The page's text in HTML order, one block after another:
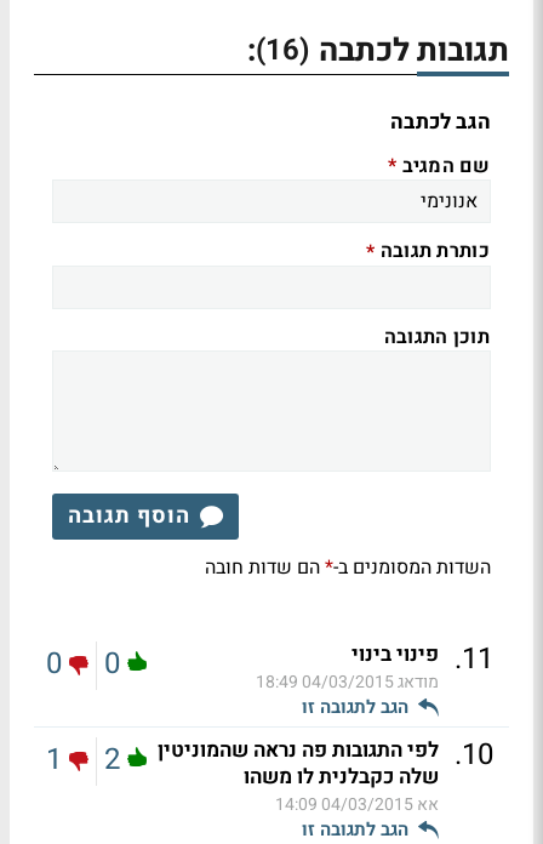
תגובות לכתבה (16)
:
הגב לכתבה
שם המגיב *
כותרת תגובה *
תוכן התגובה
הוסף תגובה
השדות המסומנים ב-*הם שדות חובה
11
. פינוי בינוי
מודאג04/03/2015 18:49
הגב לתגובה זו
0
0
10
. לפי התגובות פה נראה שהמוניטין
שלה כקבלנית לו משהו
אא04/03/2015 14:09
הגב לתגובה זו
2
1